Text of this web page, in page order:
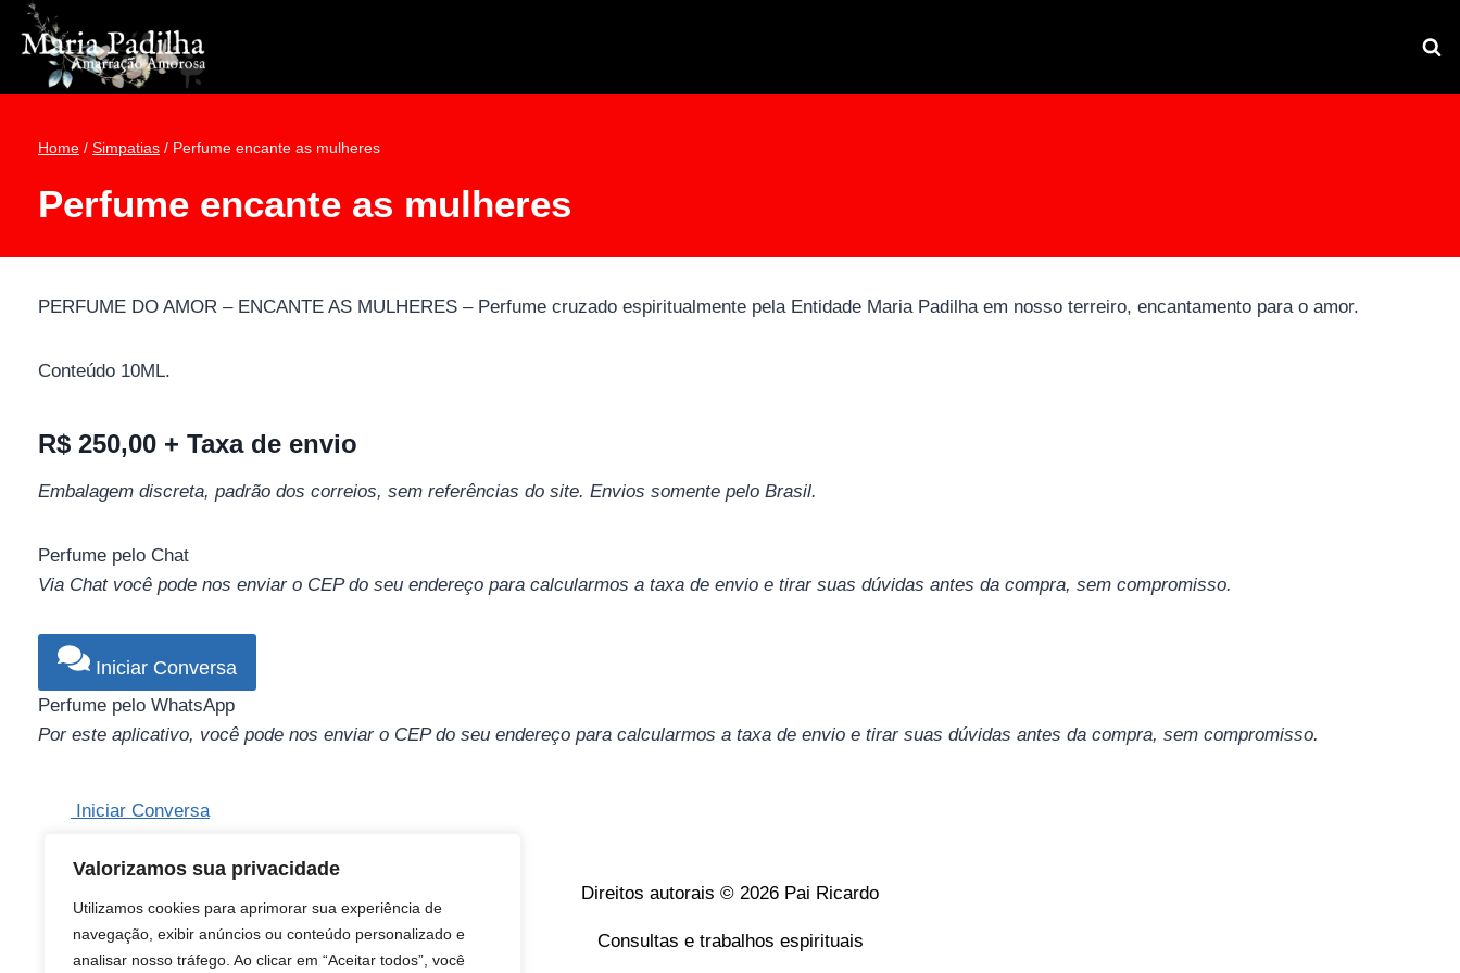
Valorizamos sua privacidade
Utilizamos cookies para aprimorar sua experiência de
navegação, exibir anúncios ou conteúdo personalizado e
analisar nosso tráfego. Ao clicar em “Aceitar todos”, você
Pular
para
Conteúdo
Home / Simpatias / Perfume encante as mulheres
Perfume encante as mulheres
PERFUME DO AMOR – ENCANTE AS MULHERES – Perfume cruzado espiritualmente pela Entidade Maria Padilha em nosso terreiro, encantamento para o amor.
Conteúdo 10ML.
R$ 250,00 + Taxa de envio
Embalagem discreta, padrão dos correios, sem referências do site. Envios somente pelo Brasil.
Perfume pelo Chat
Via Chat você pode nos enviar o CEP do seu endereço para calcularmos a taxa de envio e tirar suas dúvidas antes da compra, sem compromisso.
Iniciar Conversa
Perfume pelo WhatsApp
Por este aplicativo, você pode nos enviar o CEP do seu endereço para calcularmos a taxa de envio e tirar suas dúvidas antes da compra, sem compromisso.
Iniciar Conversa
Direitos autorais © 2026 Pai Ricardo
Consultas e trabalhos espirituais